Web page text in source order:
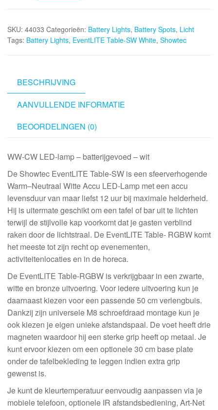
White
aantal
SKU: 44033 Categorieën: Battery Lights, Battery Spots, Licht
Tags: Battery Lights, EventLITE Table-SW White, Showtec
BESCHRIJVING
AANVULLENDE INFORMATIE
BEOORDELINGEN (0)
WW-CW LED-lamp – batterijgevoed – wit
De Showtec EventLITE Table-SW is een sfeerverhogende
Warm–Neutraal Witte Accu LED-Lamp met een accu
levensduur van maar liefst 12 uur bij maximale helderheid.
Hij is uitermate geschikt om een tafel of bar uit te lichten
terwijl de stijlvolle kap voorkomt dat je gasten verblind
raken door de lichtstraal. De EventLITE Table- RGBW komt
het meeste tot zijn recht op evenementen,
activiteitenlocaties en in de horeca.
De EventLITE Table-RGBW is verkrijgbaar in een zwarte,
witte en bronze uitvoering. Voor iedere uitvoering kun je
daarnaast kiezen voor een passende 50 cm verlengbuis.
Dankzij zijn universele M8 schroefdraad montage kun je
ook kiezen je eigen unieke afstandspaal. De voet heeft drie
magneten waardoor hij een sterke grip heeft op metaal. Je
kunt ervoor kiezen om een optionele 30 cm base plate
onder de tafelbekleding te leggen indien extra grip
gewenst is.
Je kunt de kleurtemperatuur eenvoudig aanpassen via je
mobiele telefoon, optionele IR afstandsbediening, Art-Net